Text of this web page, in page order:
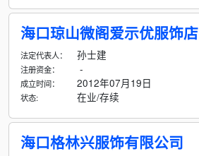
海口琼山微阁爱示优服饰店
法定代表人： 孙士建
注册资金： -
成立时间： 2012年07月19日
状态: 在业/存续
海口格林兴服饰有限公司